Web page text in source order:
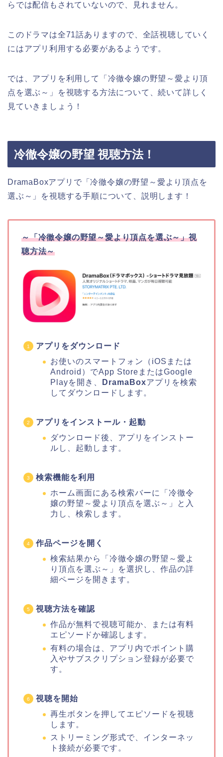
らでは配信もされていないので、見れません。
このドラマは全71話ありますので、全話視聴していく
にはアプリ利用する必要があるようです。
では、アプリを利用して「冷徹令嬢の野望～愛より頂
点を選ぶ～」を視聴する方法について、続いて詳しく
見ていきましょう！
冷徹令嬢の野望 視聴方法！
DramaBoxアプリで「冷徹令嬢の野望～愛より頂点を
選ぶ～」を視聴する手順について、説明します！
～「冷徹令嬢の野望～愛より頂点を選ぶ～」視
聴方法～
アプリをダウンロード
お使いのスマートフォン（iOSまたは
Android）でApp StoreまたはGoogle
Playを開き、
DramaBoxアプリを検索
してダウンロードします。
アプリをインストール・起動
ダウンロード後、アプリをインストー
ルし、起動します。
検索機能を利用
ホーム画面にある検索バーに「冷徹令
嬢の野望～愛より頂点を選ぶ～」と入
力し、検索します。
作品ページを開く
検索結果から「冷徹令嬢の野望～愛よ
り頂点を選ぶ～」を選択し、作品の詳
細ページを開きます。
視聴方法を確認
作品が無料で視聴可能か、または有料
エピソードか確認します。
有料の場合は、アプリ内でポイント購
入やサブスクリプション登録が必要で
す。
視聴を開始
再生ボタンを押してエピソードを視聴
します。
ストリーミング形式で、インターネッ
ト接続が必要です。